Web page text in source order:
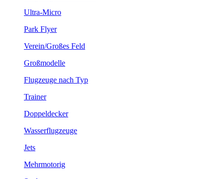
Ultra-Micro
Park Flyer
Verein/Großes Feld
Großmodelle
Flugzeuge nach Typ
Trainer
Doppeldecker
Wasserflugzeuge
Jets
Mehrmotorig